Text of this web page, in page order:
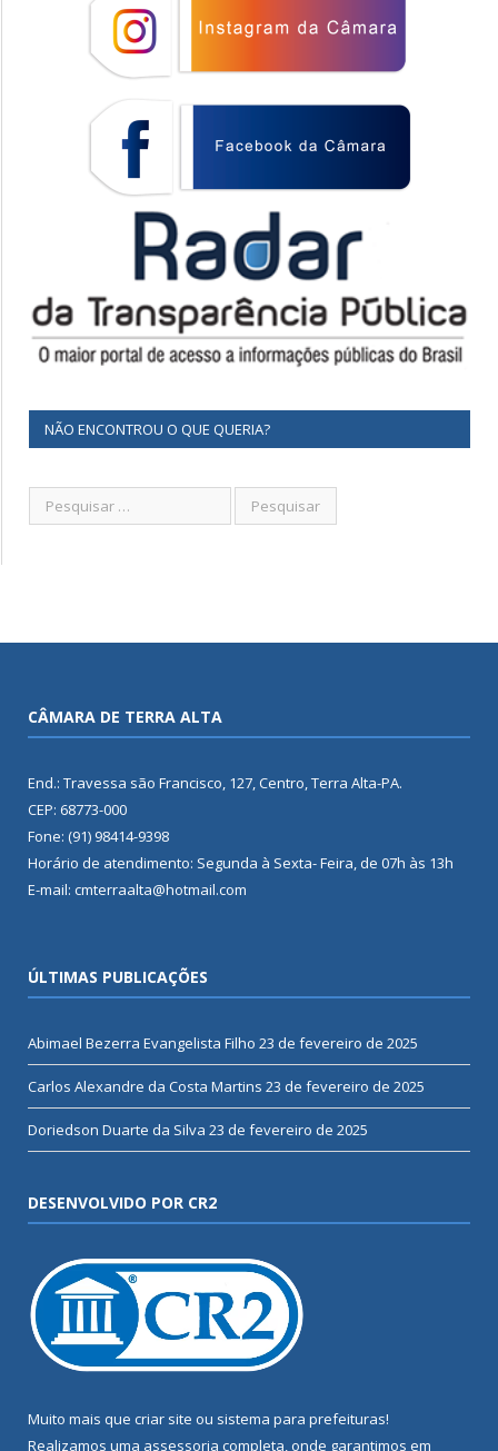
NÃO ENCONTROU O QUE QUERIA?
CÂMARA DE TERRA ALTA
End.: Travessa são Francisco, 127, Centro, Terra Alta-PA.
CEP: 68773-000
Fone: (91) 98414-9398
Horário de atendimento: Segunda à Sexta- Feira, de 07h às 13h
E-mail: cmterraalta@hotmail.com
ÚLTIMAS PUBLICAÇÕES
Abimael Bezerra Evangelista Filho 23 de fevereiro de 2025
Carlos Alexandre da Costa Martins 23 de fevereiro de 2025
Doriedson Duarte da Silva 23 de fevereiro de 2025
DESENVOLVIDO POR CR2
Muito mais que criar site ou sistema para prefeituras!
Realizamos uma assessoria completa, onde garantimos em